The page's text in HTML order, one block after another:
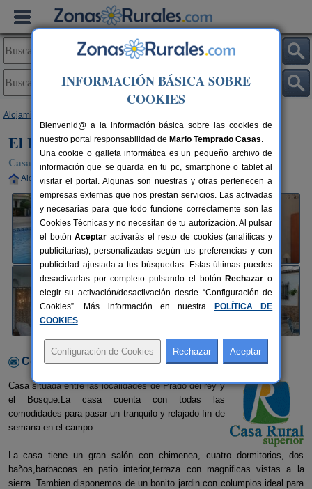
Alojamientos
El Parque de Isabel
Casa Rural en Prado del Rey (Cádiz)
Alquiler completo 6-10+2 plazas 92 km de Cádiz
Contactar con el alojamiento
Casa situada entre las localidades de Prado del rey y
el Bosque.La casa cuenta con todas las
comodidades para pasar un tranquilo y relajado fin de
semana en el campo.
La casa tiene un gran salón con chimenea, cuatro dormitorios, dos
baños,barbacoas en patio interior,terraza con magnificas vistas a la
sierra. Tambien disponemos de un bonito jardin con columpios ideal para
INFORMACIÓN BÁSICA SOBRE
COOKIES
Bienvenid@ a la información básica sobre las cookies de
nuestro portal responsabilidad de Mario Temprado Casas.
Una cookie o galleta informática es un pequeño archivo de
información que se guarda en tu pc, smartphone o tablet al
visitar el portal. Algunas son nuestras y otras pertenecen a
empresas externas que nos prestan servicios. Las activadas
y necesarias para que todo funcione correctamente son las
Cookies Técnicas y no necesitan de tu autorización. Al pulsar
el botónAceptar activarás el resto de cookies (analíticas y
publicitarias), personalizadas según tus preferencias y con
publicidad ajustada a tus búsquedas. Estas últimas puedes
desactivarlas por completo pulsando el botón Rechazar o
elegir su activación/desactivación desde “Configuración de
Cookies”. Más información en nuestra
POLÍTICA DE
COOKIES.